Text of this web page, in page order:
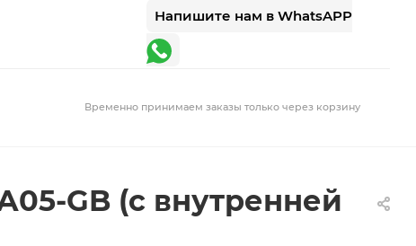
Напишите нам в WhatsAPP
Временно принимаем заказы только через корзину
GB (с внутренней